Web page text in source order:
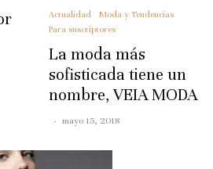
Actualidad
Moda y Tendencias
Para suscriptores
La moda más
sofisticada tiene un
nombre, VEIA MODA
· mayo 15, 2018